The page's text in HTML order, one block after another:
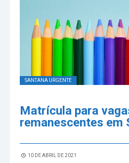
SANTANA URGENTE
Matrícula para
remanescentes em
10 DE ABRIL DE 2021